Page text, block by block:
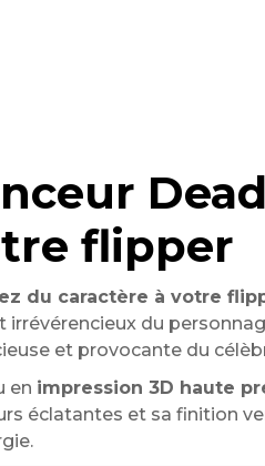
flipper
du caractère à votre
irrévérencieux du
et provocante du
en impression 3D haute
éclatantes et sa finition